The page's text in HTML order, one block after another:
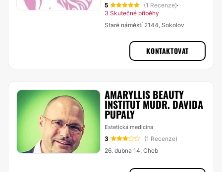
5 (1 Recenze)·
3 Skutečné příběhy
Staré náměstí 2144, Sokolov
KONTAKTOVAT
AMARYLLIS BEAUTY
INSTITUT MUDR. DAVIDA
PUPALY
Estetická medicína
3
(1 Recenze)
26. dubna 14, Cheb